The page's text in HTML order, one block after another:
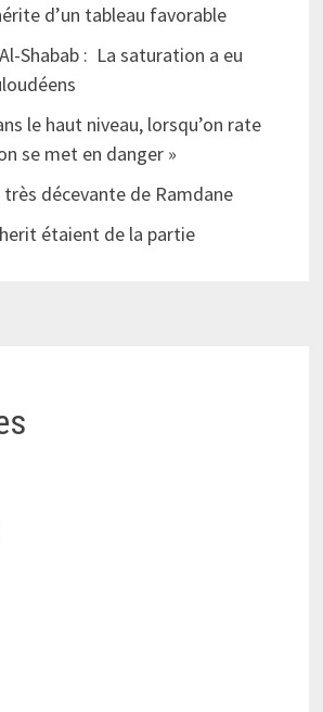
d’un tableau favorable
Shabab : La saturation a eu
le haut niveau, lorsqu’on rate
se met en danger »
décevante de Ramdane
étaient de la partie